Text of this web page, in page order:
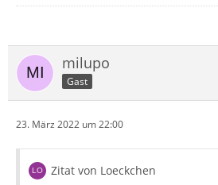
milupo
Gast
23. März 2022 um 22:00
Zitat von Loeckchen